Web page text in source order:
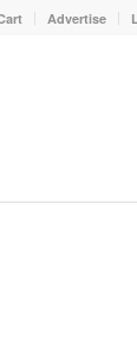
Advertise